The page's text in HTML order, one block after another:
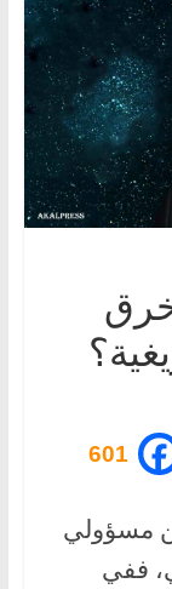
601
مسؤولي
ففي